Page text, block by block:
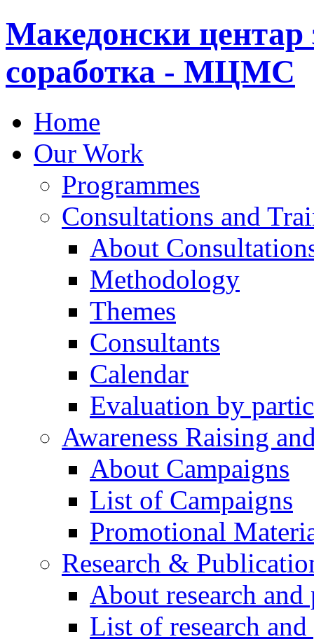
Македонски центар
соработка - МЦМС
Home
Our Work
Programmes
Consultations and
About
Methodology
Themes
Consultants
Calendar
Evaluation by
Awareness Raising
About Campaigns
List of Campaigns
Promotional
Research &
About research
List of research